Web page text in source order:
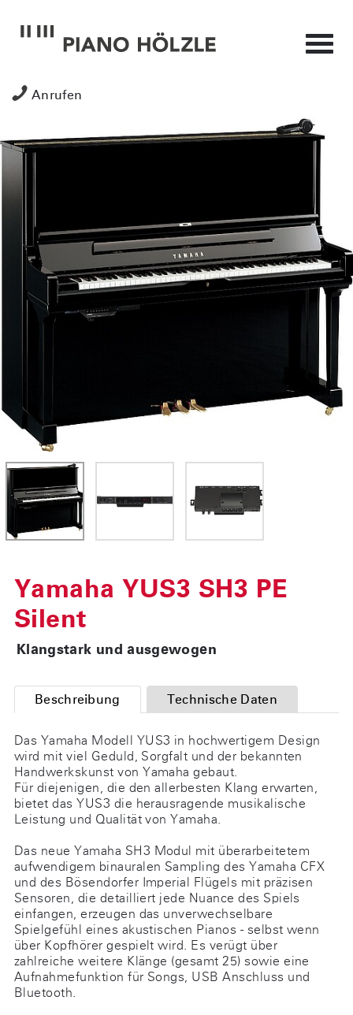
Anrufen
Yamaha YUS3 SH3 PE
Silent
Klangstark und ausgewogen
Beschreibung Technische Daten
Das Yamaha Modell YUS3 in hochwertigem Design
wird mit viel Geduld, Sorgfalt und der bekannten
Handwerkskunst von Yamaha gebaut.
Für diejenigen, die den allerbesten Klang erwarten,
bietet das YUS3 die herausragende musikalische
Leistung und Qualität von Yamaha.
Das neue Yamaha SH3 Modul mit überarbeitetem
aufwendigem binauralen Sampling des Yamaha CFX
und des Bösendorfer Imperial Flügels mit präzisen
Sensoren, die detailliert jede Nuance des Spiels
einfangen, erzeugen das unverwechselbare
Spielgefühl eines akustischen Pianos - selbst wenn
über Kopfhörer gespielt wird. Es verügt über
zahlreiche weitere Klänge (gesamt 25) sowie eine
Aufnahmefunktion für Songs, USB Anschluss und
Bluetooth.